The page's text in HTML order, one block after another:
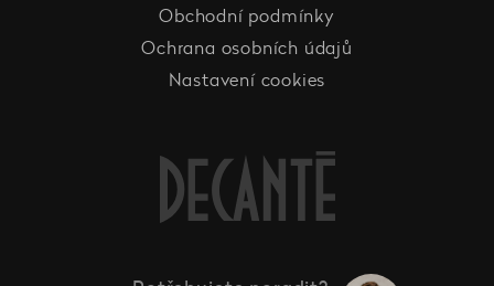
Obchodní podmínky
Ochrana osobních údajů
Nastavení cookies